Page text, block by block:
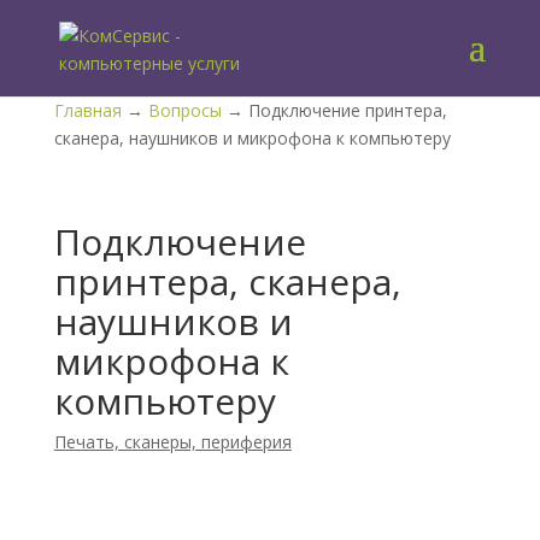
Главная → Вопросы → Подключение принтера,
сканера, наушников и микрофона к компьютеру
Подключение
принтера, сканера,
наушников и
микрофона к
компьютеру
Печать, сканеры, периферия